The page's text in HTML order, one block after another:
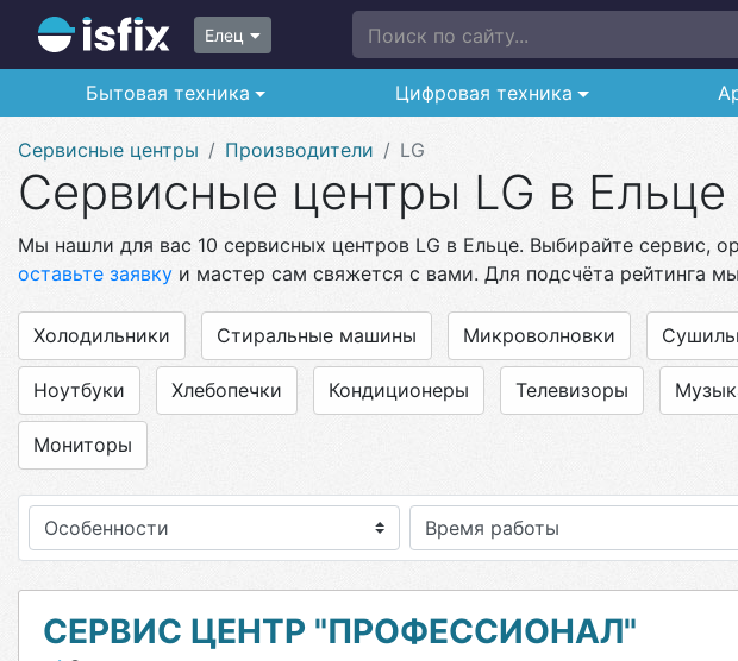
Елец Поиск по сайту...
Бытовая техника Цифровая техника
Сервисные центры Производители LG
Сервисные центры LG в Ельце
Мы нашли для вас 10 сервисных центров LG в Ельце. Выбирайте сервис,
оставьте заявку и мастер сам свяжется с вами. Для подсчёта рейтинга
Холодильники Стиральные машины Микроволновки
Ноутбуки Хлебопечки Кондиционеры Телевизоры
Мониторы
Особенности
СЕРВИС ЦЕНТР "ПРОФЕССИОНАЛ"